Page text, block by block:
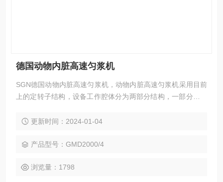
德国动物内脏高速匀浆机
SGN德国动物内脏高速匀浆机，动物内脏高速匀浆机采用目前
上的定转子结构，设备工作腔体分为两部分结构，一部分为研
高可达14000rpm，是目前国产生产型研磨匀浆机的4-5倍，通
行高强度的细胞破壁处理。
更新时间：2024-01-04
产品型号：GMD2000/4
浏览量：1798